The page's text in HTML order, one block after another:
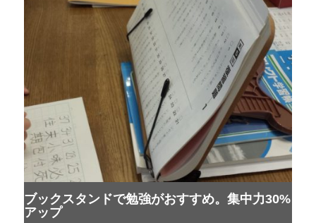
ブックスタンドで勉強がおすすめ。集中力30%
アップ